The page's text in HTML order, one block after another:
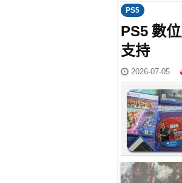
PS5
PS5 數
支持
2026-07-05